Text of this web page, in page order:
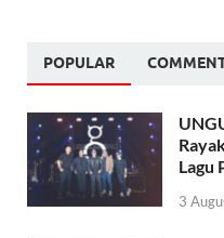
POPULAR
Lagu
3